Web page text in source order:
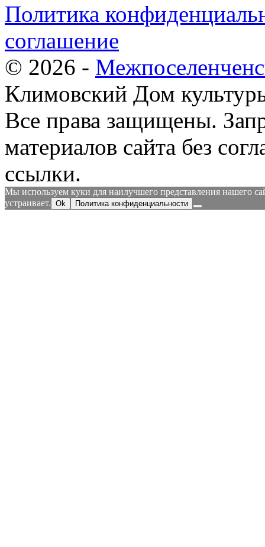
Политика
соглашение
© 2026 -
Климовский Дом
Все права защищены.
материалов сайта без
ссылки.
Мы используем куки для наилучшего представления нашего
устраивает. Ok Политика конфиденциальности